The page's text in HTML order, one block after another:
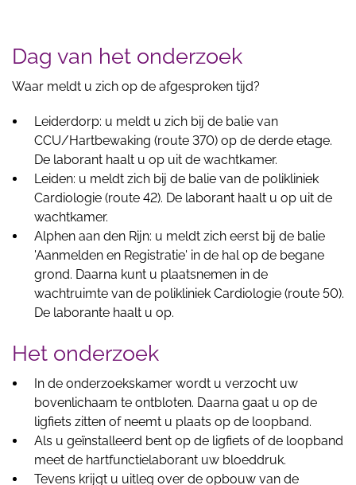
Dag van het onderzoek
Waar meldt u zich op de afgesproken tijd?
Leiderdorp: u meldt u zich bij de balie van
CCU/Hartbewaking (route 370) op de derde etage.
De laborant haalt u op uit de wachtkamer.
Leiden: u meldt zich bij de balie van de polikliniek
Cardiologie (route 42). De laborant haalt u op uit de
wachtkamer.
Alphen aan den Rijn: u meldt zich eerst bij de balie
'Aanmelden en Registratie' in de hal op de begane
grond. Daarna kunt u plaatsnemen in de
wachtruimte van de polikliniek Cardiologie (route 50).
De laborante haalt u op.
Het onderzoek
In de onderzoekskamer wordt u verzocht uw
bovenlichaam te ontbloten. Daarna gaat u op de
ligfiets zitten of neemt u plaats op de loopband.
Als u geïnstalleerd bent op de ligfiets of de loopband
meet de hartfunctielaborant uw bloeddruk.
Tevens krijgt u uitleg over de opbouw van de